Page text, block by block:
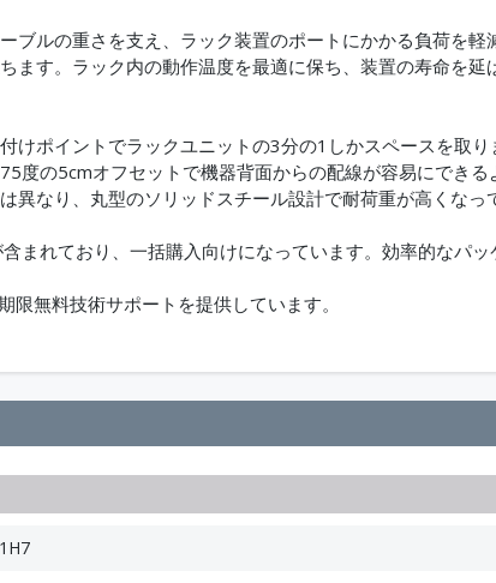
ブルの重さを支え、ラック装置のポートにかかる負荷を軽
ます。ラック内の動作温度を最適に保ち、装置の寿命を延
けポイントでラックユニットの3分の1しかスペースを取り
度の5cmオフセットで機器背面からの配線が容易にできる
異なり、丸型のソリッドスチール設計で耐荷重が高くなっ
まれており、一括購入向けになっています。効率的なパッ
無料技術サポートを提供しています。